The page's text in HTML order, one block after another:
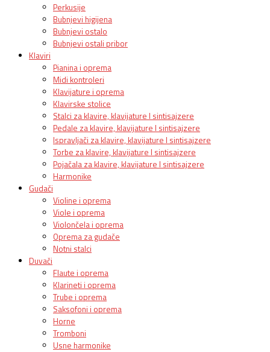
Perkusije
Bubnjevi higijena
Bubnjevi ostalo
Bubnjevi ostali pribor
Klaviri
Pianina i oprema
Midi kontroleri
Klavijature i oprema
Klavirske stolice
Stalci za klavire, klavijature I sintisajzere
Pedale za klavire, klavijature I sintisajzere
Ispravljači za klavire, klavijature I sintisajzere
Torbe za klavire, klavijature I sintisajzere
Pojačala za klavire, klavijature I sintisajzere
Harmonike
Gudači
Violine i oprema
Viole i oprema
Violončela i oprema
Oprema za gudače
Notni stalci
Duvači
Flaute i oprema
Klarineti i oprema
Trube i oprema
Saksofoni i oprema
Horne
Tromboni
Usne harmonike